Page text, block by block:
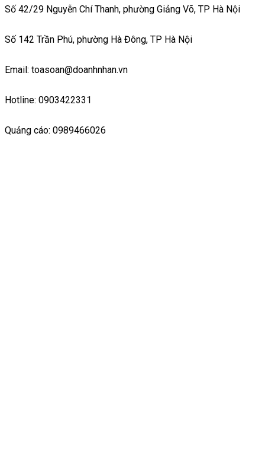
Số 42/29 Nguyễn Chí Thanh, phường Giảng Võ, TP Hà Nội
Số 142 Trần Phú, phường Hà Đông, TP Hà Nội
Email: toasoan@doanhnhan.vn
Hotline: 0903422331
Quảng cáo: 0989466026